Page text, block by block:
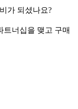
가 되셨나요?
트너십을 맺고 구매